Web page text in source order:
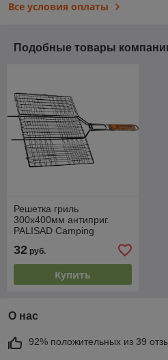
Все условия оплаты
Подобные товары
Решетка гриль
300х400мм антиприг.
PALISAD Camping
32 руб.
Купить
О нас
92% положительных из 39